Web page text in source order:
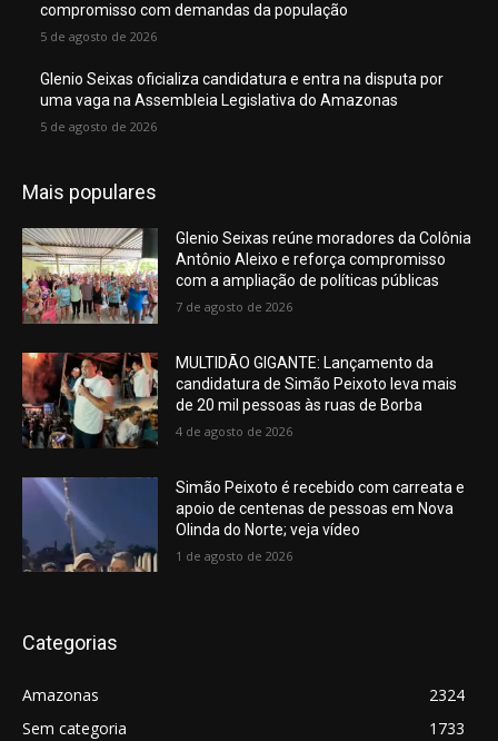
compromisso com demandas da população
5 de agosto de 2026
Glenio Seixas oficializa candidatura e entra na disputa por
uma vaga na Assembleia Legislativa do Amazonas
5 de agosto de 2026
Mais populares
Glenio Seixas reúne moradores da Colônia
Antônio Aleixo e reforça compromisso
com a ampliação de políticas públicas
7 de agosto de 2026
MULTIDÃO GIGANTE: Lançamento da
candidatura de Simão Peixoto leva mais
de 20 mil pessoas às ruas de Borba
4 de agosto de 2026
Simão Peixoto é recebido com carreata e
apoio de centenas de pessoas em Nova
Olinda do Norte; veja vídeo
1 de agosto de 2026
Categorias
Amazonas
2324
Sem categoria
1733